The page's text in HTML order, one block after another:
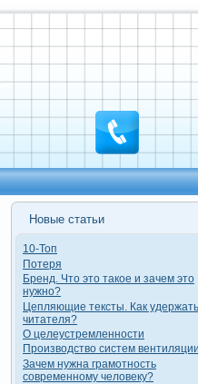
Новые статьи
10-Топ
Потеря
Бренд. Что это такое и зачем это
нужно?
Цепляющие тексты. Как удержать
читателя?
О целеустремленности
Производство систем вентиляции
Зачем нужна грамотность
современному человеку?